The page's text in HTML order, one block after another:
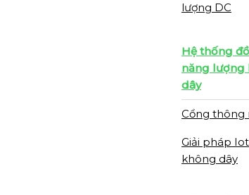
lượng DC
Hệ thống
năng lượng
dây
Cổng thông
Giải pháp
không dây